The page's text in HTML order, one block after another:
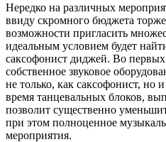
Нередко на различных
ввиду скромного бюджета
возможности пригласить
идеальным условием будет
саксофонист диджей. Во
собственное звуковое
не только, как саксофонист, но
время танцевальных блоков,
позволит существенно
при этом полноценное
мероприятия.